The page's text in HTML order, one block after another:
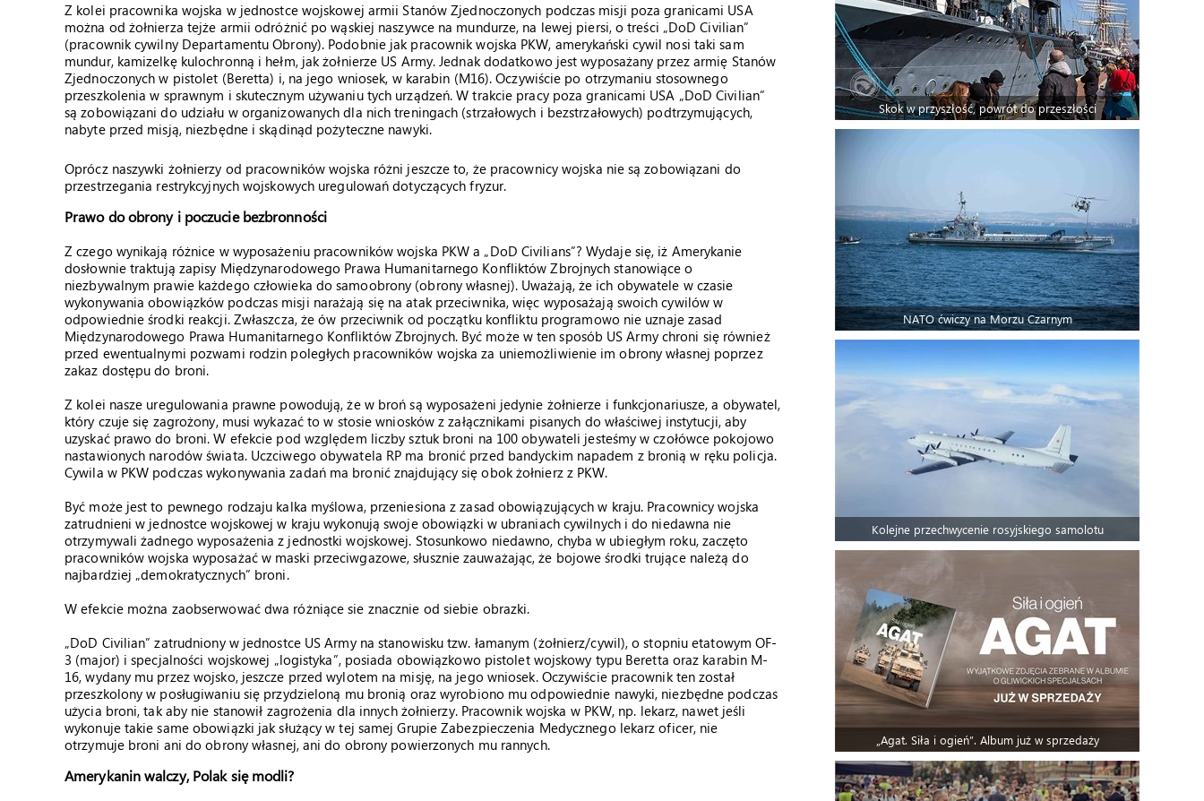
Z kolei pracownika wojska w jednostce wojskowej armii Stanów Zjednoczonych podczas misji poza granicami USA
można od żołnierza tejże armii odróżnić po wąskiej naszywce na mundurze, na lewej piersi, o treści „DoD Civilian”
(pracownik cywilny Departamentu Obrony). Podobnie jak pracownik wojska PKW, amerykański cywil nosi taki sam
mundur, kamizelkę kulochronną i hełm, jak żołnierze US Army. Jednak dodatkowo jest wyposażany przez armię Stanów
Zjednoczonych w pistolet (Beretta) i, na jego wniosek, w karabin (M16). Oczywiście po otrzymaniu stosownego
przeszkolenia w sprawnym i skutecznym używaniu tych urządzeń. W trakcie pracy poza granicami USA „DoD Civilian”
są zobowiązani do udziału w organizowanych dla nich treningach (strzałowych i bezstrzałowych) podtrzymujących,
nabyte przed misją, niezbędne i skądinąd pożyteczne nawyki.
Oprócz naszywki żołnierzy od pracowników wojska różni jeszcze to, że pracownicy wojska nie są zobowiązani do
przestrzegania restrykcyjnych wojskowych uregulowań dotyczących fryzur.
Prawo do obrony i poczucie bezbronności
Z czego wynikają różnice w wyposażeniu pracowników wojska PKW a „DoD Civilians”? Wydaje się, iż Amerykanie
dosłownie traktują zapisy Międzynarodowego Prawa Humanitarnego Konfliktów Zbrojnych stanowiące o
niezbywalnym prawie każdego człowieka do samoobrony (obrony własnej). Uważają, że ich obywatele w czasie
wykonywania obowiązków podczas misji narażają się na atak przeciwnika, więc wyposażają swoich cywilów w
odpowiednie środki reakcji. Zwłaszcza, że ów przeciwnik od początku konfliktu programowo nie uznaje zasad
Międzynarodowego Prawa Humanitarnego Konfliktów Zbrojnych. Być może w ten sposób US Army chroni się również
przed ewentualnymi pozwami rodzin poległych pracowników wojska za uniemożliwienie im obrony własnej poprzez
zakaz dostępu do broni.
Z kolei nasze uregulowania prawne powodują, że w broń są wyposażeni jedynie żołnierze i funkcjonariusze, a obywatel,
który czuje się zagrożony, musi wykazać to w stosie wniosków z załącznikami pisanych do właściwej instytucji, aby
uzyskać prawo do broni. W efekcie pod względem liczby sztuk broni na 100 obywateli jesteśmy w czołówce pokojowo
nastawionych narodów świata. Uczciwego obywatela RP ma bronić przed bandyckim napadem z bronią w ręku policja.
Cywila w PKW podczas wykonywania zadań ma bronić znajdujący się obok żołnierz z PKW.
Być może jest to pewnego rodzaju kalka myślowa, przeniesiona z zasad obowiązujących w kraju. Pracownicy wojska
zatrudnieni w jednostce wojskowej w kraju wykonują swoje obowiązki w ubraniach cywilnych i do niedawna nie
otrzymywali żadnego wyposażenia z jednostki wojskowej. Stosunkowo niedawno, chyba w ubiegłym roku, zaczęto
pracowników wojska wyposażać w maski przeciwgazowe, słusznie zauważając, że bojowe środki trujące należą do
najbardziej „demokratycznych” broni.
W efekcie można zaobserwować dwa różniące sie znacznie od siebie obrazki.
„DoD Civilian” zatrudniony w jednostce US Army na stanowisku tzw. łamanym (żołnierz/cywil), o stopniu etatowym OF-
3 (major) i specjalności wojskowej „logistyka”, posiada obowiązkowo pistolet wojskowy typu Beretta oraz karabin M-
16, wydany mu przez wojsko, jeszcze przed wylotem na misję, na jego wniosek. Oczywiście pracownik ten został
przeszkolony w posługiwaniu się przydzieloną mu bronią oraz wyrobiono mu odpowiednie nawyki, niezbędne podczas
użycia broni, tak aby nie stanowił zagrożenia dla innych żołnierzy. Pracownik wojska w PKW, np. lekarz, nawet jeśli
wykonuje takie same obowiązki jak służący w tej samej Grupie Zabezpieczenia Medycznego lekarz oficer, nie
otrzymuje broni ani do obrony własnej, ani do obrony powierzonych mu rannych.
Amerykanin walczy, Polak się modli?
Skok w przyszłość, powrót do przeszłości
NATO ćwiczy na Morzu Czarnym
Kolejne przechwycenie rosyjskiego samolotu
„Agat. Siła i ogień”. Album już w sprzedaży